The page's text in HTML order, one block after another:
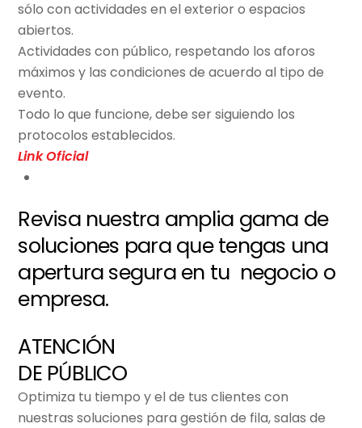
sólo con actividades en el exterior o espacios
abiertos.
Actividades con público, respetando los aforos
máximos y las condiciones de acuerdo al tipo de
evento.
Todo lo que funcione, debe ser siguiendo los
protocolos establecidos.
Link Oficial
Revisa nuestra amplia gama de
soluciones para que tengas una
apertura segura en tu negocio o
empresa.
ATENCIÓN
DE PÚBLICO
Optimiza tu tiempo y el de tus clientes con
nuestras soluciones para gestión de fila, salas de